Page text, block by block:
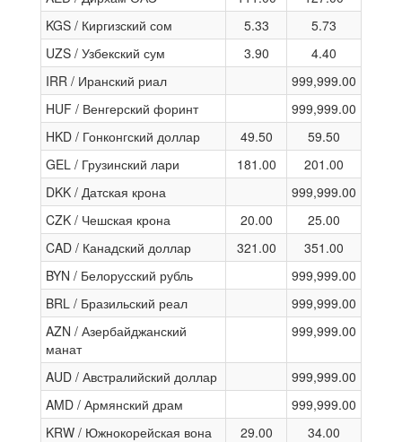
KGS / Киргизский сом
5.33
5.73
UZS / Узбекский сум
3.90
4.40
IRR / Иранский риал
999,999.00
HUF / Венгерский форинт
999,999.00
HKD / Гонконгский доллар
49.50
59.50
GEL / Грузинский лари
181.00
201.00
DKK / Датская крона
999,999.00
CZK / Чешская крона
20.00
25.00
CAD / Канадский доллар
321.00
351.00
BYN / Белорусский рубль
999,999.00
BRL / Бразильский реал
999,999.00
AZN / Азербайджанский
манат
999,999.00
AUD / Австралийский доллар
999,999.00
AMD / Армянский драм
999,999.00
KRW / Южнокорейская вона
29.00
34.00